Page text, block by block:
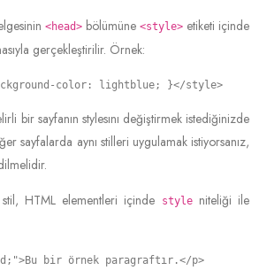
<head> bölümüne <style> etiketi içinde
gerçekleştirilir. Örnek:
color: lightblue; }</style>
bir sayfanın stylesını değiştirmek istediğinizde
sayfalarda aynı stilleri uygulamak istiyorsanız,
HTML elementleri içinde styleniteliği ile
bir örnek paragraftır.</p>